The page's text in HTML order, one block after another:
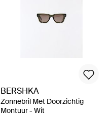
BERSHKA
Zonnebril Met Doorzichtig
Montuur - Wit